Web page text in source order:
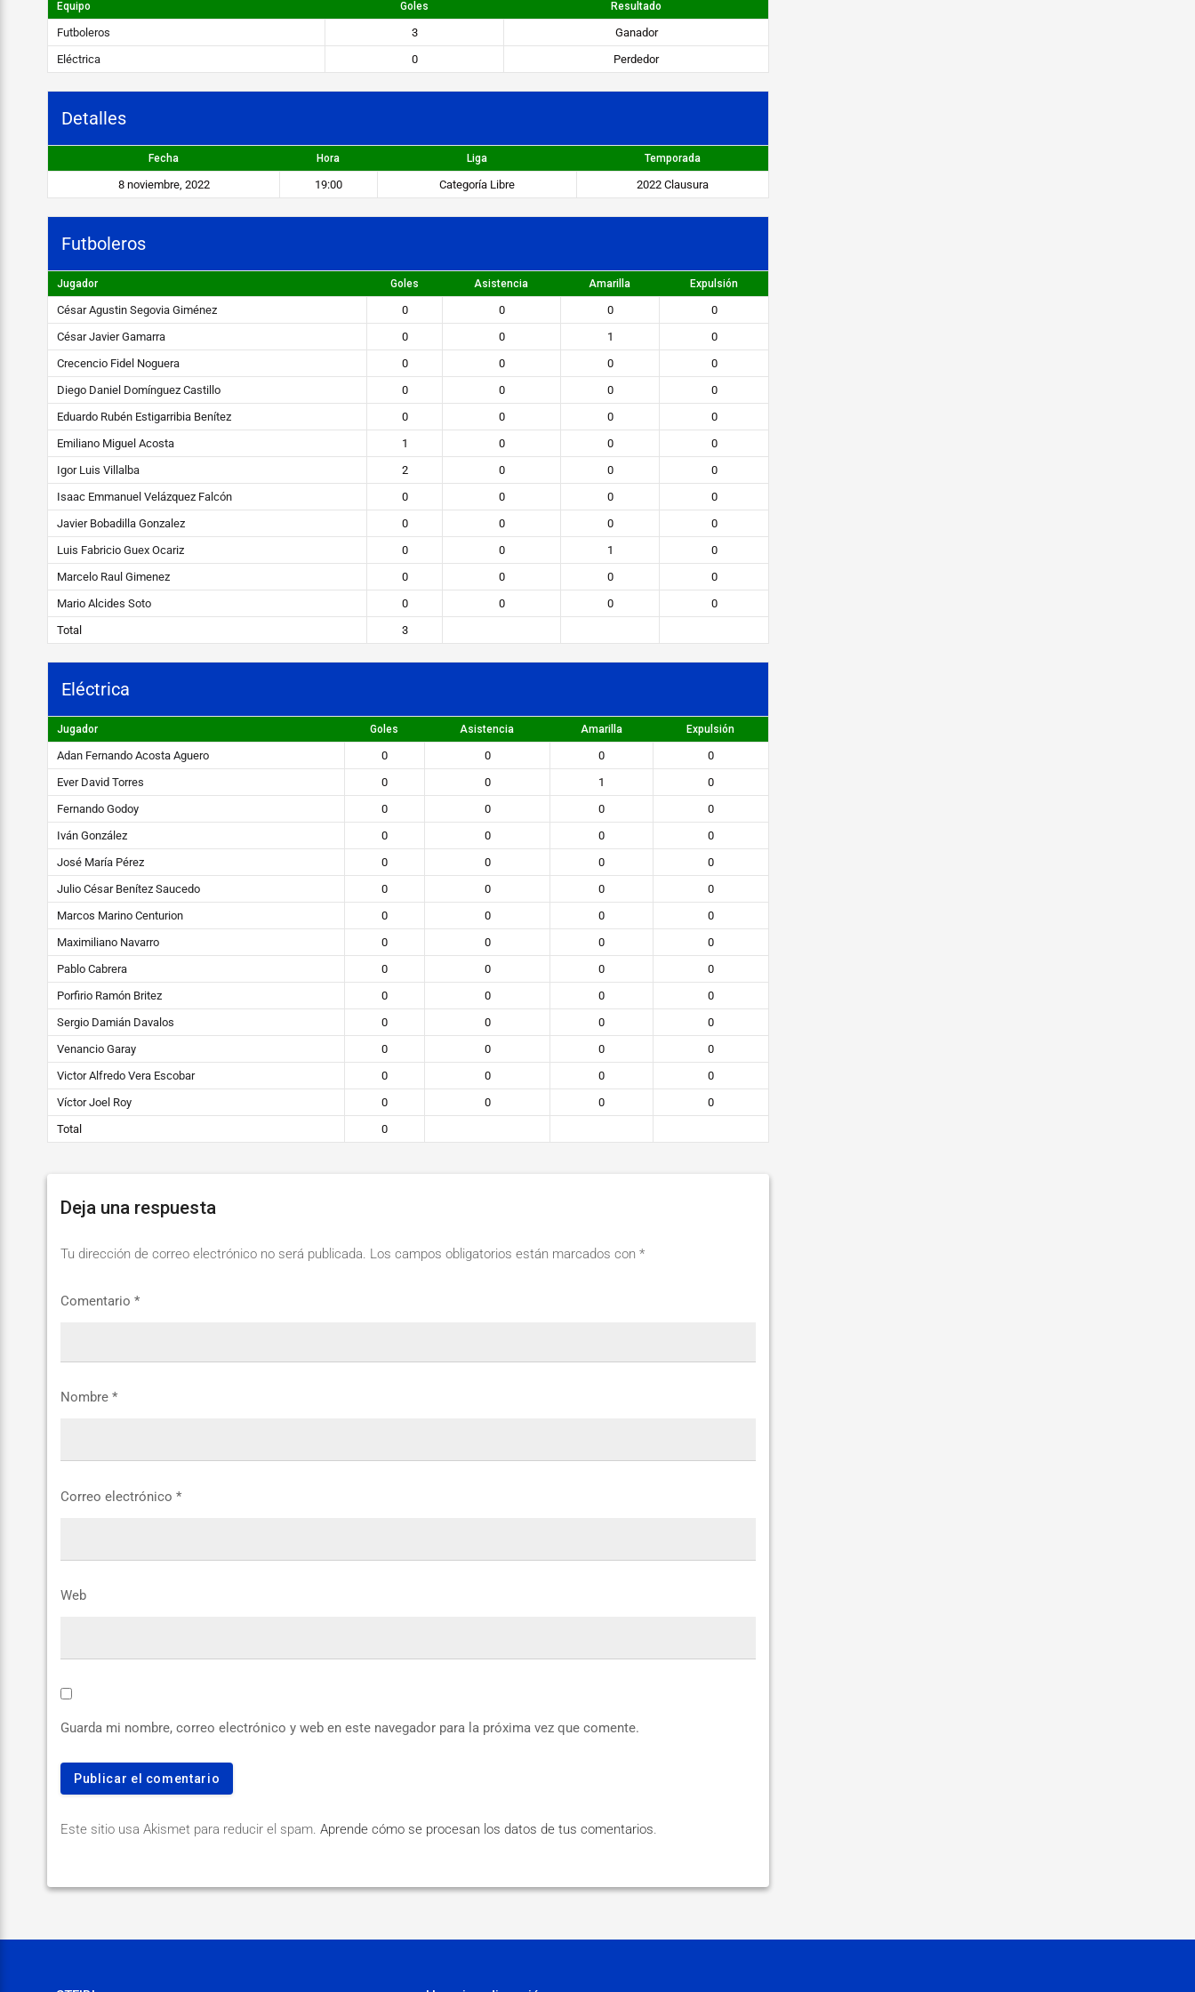
e
o
s
s
l
c
t
r
i
STEIBI
https://steibi.org.py/wp-
content/uploads/2019/04/STEIBI-
WEB-
2.png
Equipo Goles Resultado
Futboleros 3
Ganador
Eléctrica
0 Perdedor
Detalles
Fecha Hora Liga Temporada
8 noviembre, 2022 19:00 Categoría Libre 2022 Clausura
Futboleros
Jugador Goles Asistencia Amarilla Expulsión
César Agustin Segovia Giménez 0 0 0
0
César Javier Gamarra
0 0 1
0
Crecencio Fidel Noguera
0 0 0
0
Diego Daniel Domínguez Castillo
0 0 0
0
Eduardo Rubén Estigarribia Benítez
0 0 0
0
Emiliano Miguel Acosta
1 0 0
0
Igor Luis Villalba
2 0 0
0
Isaac Emmanuel Velázquez Falcón
0 0 0
0
Javier Bobadilla Gonzalez
0 0 0
0
Luis Fabricio Guex Ocariz
0 0 1
0
Marcelo Raul Gimenez
0 0 0
0
Mario Alcides Soto
0 0 0
0
Total
3
Eléctrica
Jugador Goles Asistencia Amarilla Expulsión
Adan Fernando Acosta Aguero 0 0 0
0
Ever David Torres
0 0 1
0
Fernando Godoy
0 0 0
0
Iván González
0 0 0
0
José María Pérez
0 0 0
0
Julio César Benítez Saucedo
0 0 0
0
Marcos Marino Centurion
0 0 0
0
Maximiliano Navarro
0 0 0
0
Pablo Cabrera
0 0 0
0
Porfirio Ramón Britez
0 0 0
0
Sergio Damián Davalos
0 0 0
0
Venancio Garay
0 0 0
0
Victor Alfredo Vera Escobar
0 0 0
0
Víctor Joel Roy
0 0 0
0
Total
0
Deja una respuesta
Tu dirección de correo electrónico no será publicada. Los campos obligatorios están marcados con *
Comentario *
Nombre *
Correo electrónico *
Web
Guarda mi nombre, correo electrónico y web en este navegador para la próxima vez que comente.
Este sitio usa Akismet para reducir el spam. Aprende cómo se procesan los datos de tus comentarios.